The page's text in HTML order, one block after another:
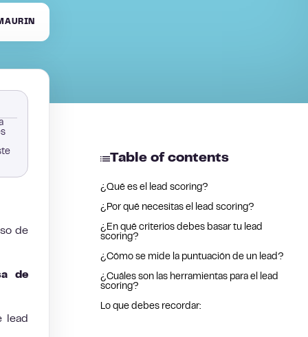
Table of contents
¿Qué es el lead scoring?
¿Por qué necesitas el lead scoring?
¿En qué criterios debes basar tu lead
scoring?
¿Cómo se mide la puntuación de un lead?
¿Cuáles son las herramientas para el lead
scoring?
Lo que debes recordar:
de
de
lead